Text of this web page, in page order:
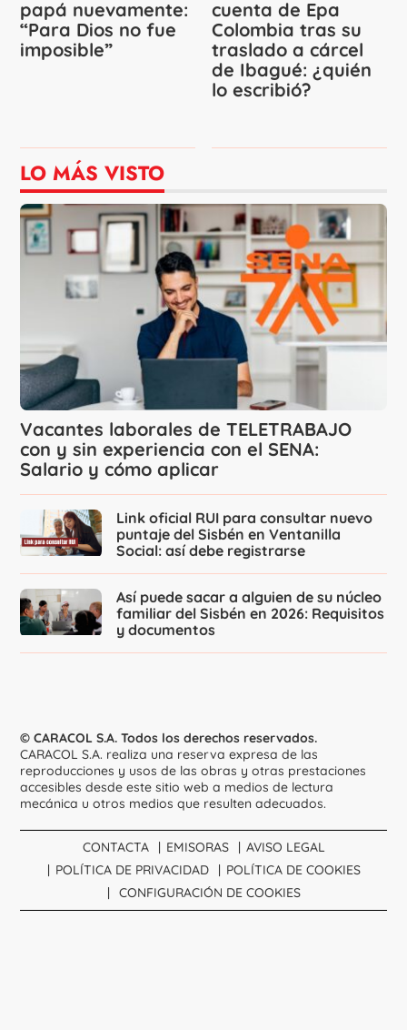
papá nuevamente:
“Para Dios no fue
imposible”
cuenta de Epa
Colombia tras su
traslado a cárcel
de Ibagué: ¿quién
lo escribió?
LO MÁS VISTO
Vacantes laborales de TELETRABAJO
con y sin experiencia con el SENA:
Salario y cómo aplicar
Link oficial RUI para consultar nuevo
puntaje del Sisbén en Ventanilla
Social: así debe registrarse
Así puede sacar a alguien de su núcleo
familiar del Sisbén en 2026: Requisitos
y documentos
© CARACOL S.A. Todos los derechos reservados.
CARACOL S.A. realiza una reserva expresa de las
reproducciones y usos de las obras y otras prestaciones
accesibles desde este sitio web a medios de lectura
mecánica u otros medios que resulten adecuados.
CONTACTA EMISORAS
AVISO LEGAL
POLÍTICA DE PRIVACIDAD
POLÍTICA DE COOKIES
CONFIGURACIÓN DE COOKIES